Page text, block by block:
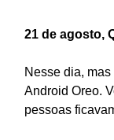
21 de agosto,
Nesse dia,
Android Oreo.
pessoas